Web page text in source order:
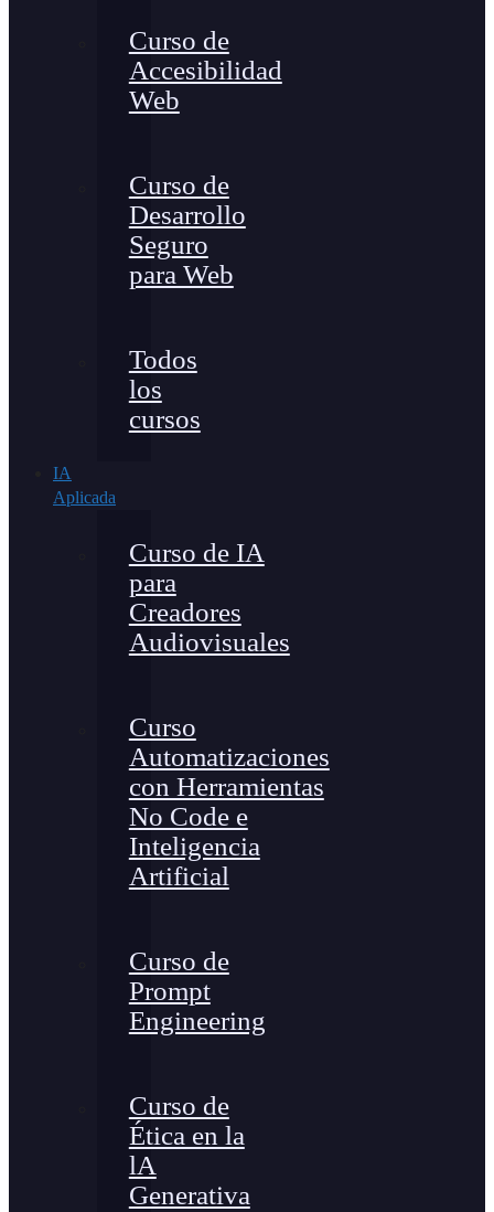
Curso de
Accesibilidad
Web
Curso de
Desarrollo
Seguro
para Web
Todos
los
cursos
IA
Aplicada
Curso de IA
para
Creadores
Audiovisuales
Curso
Automatizaciones
con Herramientas
No Code e
Inteligencia
Artificial
Curso de
Prompt
Engineering
Curso de
Ética en la
lA
Generativa